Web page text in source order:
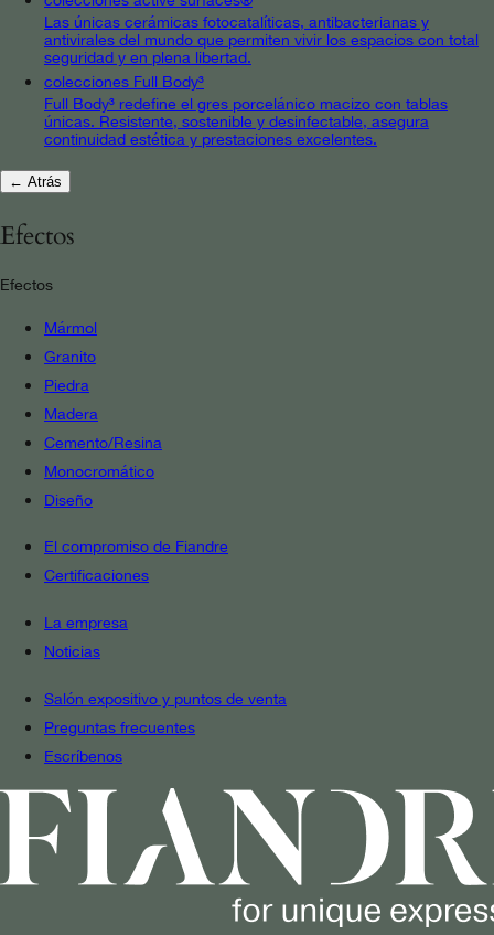
Las únicas cerámicas fotocatalíticas, antibacterianas y
antivirales del mundo que permiten vivir los espacios con total
seguridad y en plena libertad.
colecciones Full Body³
Full Body³ redefine el gres porcelánico macizo con tablas
únicas. Resistente, sostenible y desinfectable, asegura
continuidad estética y prestaciones excelentes.
← Atrás
Efectos
Efectos
Mármol
Granito
Piedra
Madera
Cemento/Resina
Monocromático
Diseño
El compromiso de Fiandre
Certificaciones
La empresa
Noticias
Salón expositivo y puntos de venta
Preguntas frecuentes
Escríbenos